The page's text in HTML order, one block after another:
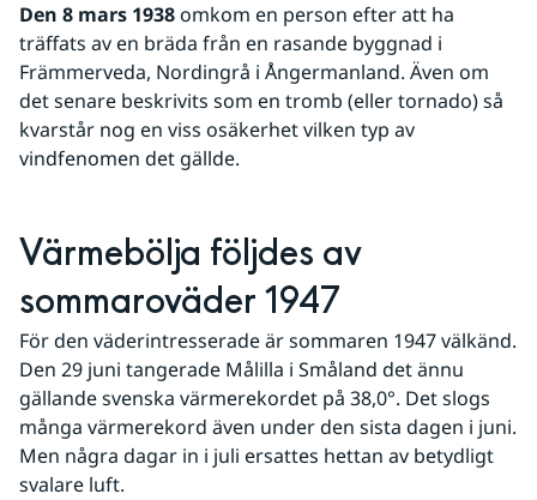
Den 8 mars 1938 omkom en person efter att ha
träffats av en bräda från en rasande byggnad i
Främmerveda, Nordingrå i Ångermanland. Även om
det senare beskrivits som en tromb (eller tornado) så
kvarstår nog en viss osäkerhet vilken typ av
vindfenomen det gällde.
Värmebölja följdes av
sommaroväder 1947
För den väderintresserade är sommaren 1947 välkänd.
Den 29 juni tangerade Målilla i Småland det ännu
gällande svenska värmerekordet på 38,0°. Det slogs
många värmerekord även under den sista dagen i juni.
Men några dagar in i juli ersattes hettan av betydligt
svalare luft.